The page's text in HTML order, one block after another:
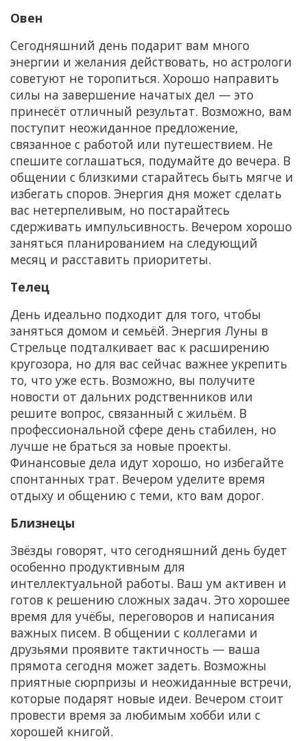
Овен
Сегодняшний день подарит вам много
энергии и желания действовать, но астрологи
советуют не торопиться. Хорошо направить
силы на завершение начатых дел — это
принесёт отличный результат. Возможно, вам
поступит неожиданное предложение,
связанное с работой или путешествием. Не
спешите соглашаться, подумайте до вечера. В
общении с близкими старайтесь быть мягче и
избегать споров. Энергия дня может сделать
вас нетерпеливым, но постарайтесь
сдерживать импульсивность. Вечером хорошо
заняться планированием на следующий
месяц и расставить приоритеты.
Телец
День идеально подходит для того, чтобы
заняться домом и семьёй. Энергия Луны в
Стрельце подталкивает вас к расширению
кругозора, но для вас сейчас важнее укрепить
то, что уже есть. Возможно, вы получите
новости от дальних родственников или
решите вопрос, связанный с жильём. В
профессиональной сфере день стабилен, но
лучше не браться за новые проекты.
Финансовые дела идут хорошо, но избегайте
спонтанных трат. Вечером уделите время
отдыху и общению с теми, кто вам дорог.
Близнецы
Звёзды говорят, что сегодняшний день будет
особенно продуктивным для
интеллектуальной работы. Ваш ум активен и
готов к решению сложных задач. Это хорошее
время для учёбы, переговоров и написания
важных писем. В общении с коллегами и
друзьями проявите тактичность — ваша
прямота сегодня может задеть. Возможны
приятные сюрпризы и неожиданные встречи,
которые подарят новые идеи. Вечером стоит
провести время за любимым хобби или с
хорошей книгой.